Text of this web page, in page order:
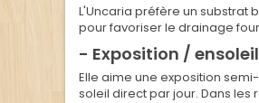
L'Uncaria préfère un substrat
pour favoriser le drainage
- Exposition /
Elle aime une exposition
soleil direct par jour. Dans